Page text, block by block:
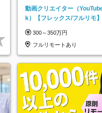
動画クリエイター（
k）【フレックス/フルリモ
300～350万円
フルリモートあり